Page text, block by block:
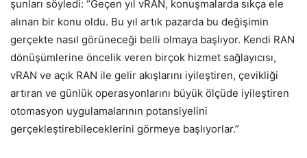
şunları söyledi: “Geçen yıl vRAN, konuşmalarda sıkça ele
alınan bir konu oldu. Bu yıl artık pazarda bu değişimin
gerçekte nasıl görüneceği belli olmaya başlıyor. Kendi RAN
dönüşümlerine öncelik veren birçok hizmet sağlayıcısı,
vRAN ve açık RAN ile gelir akışlarını iyileştiren, çevikliği
artıran ve günlük operasyonlarını büyük ölçüde iyileştiren
otomasyon uygulamalarının potansiyelini
gerçekleştirebileceklerini görmeye başlıyorlar.”